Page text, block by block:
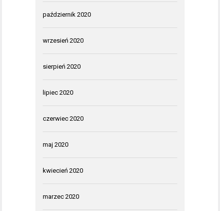
październik 2020
wrzesień 2020
sierpień 2020
lipiec 2020
czerwiec 2020
maj 2020
kwiecień 2020
marzec 2020